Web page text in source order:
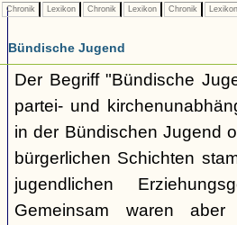
Chronik Lexikon Chronik Lexikon Chronik Lexikon
Bündische Jugend
Der Begriff "Bündische
partei- und
in der Bündischen Jugend
bürgerlichen Schichten
jugendlichen
Gemeinsam waren